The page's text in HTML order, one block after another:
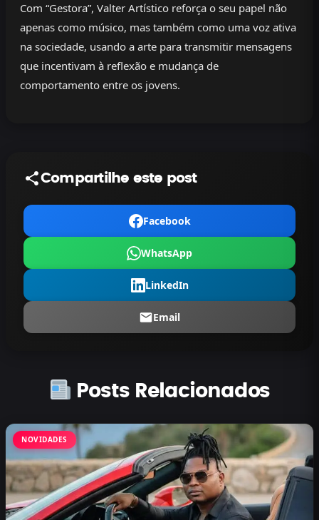
Com “Gestora”, Valter Artístico reforça o seu papel não
apenas como músico, mas também como uma voz ativa
na sociedade, usando a arte para transmitir mensagens
que incentivam à reflexão e mudança de
comportamento entre os jovens.
Compartilhe este post
Facebook
WhatsApp
LinkedIn
Email
Posts Relacionados
NOVIDADES